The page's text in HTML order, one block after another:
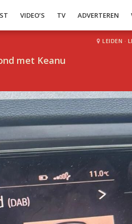
VIDEO’S TV ADVERTEREN
met Keanu
LEIDEN ·